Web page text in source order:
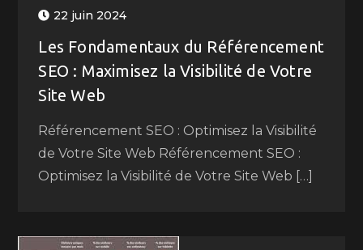
22 juin 2024
Les Fondamentaux du Référencement
SEO : Maximisez la Visibilité de Votre
Site Web
Référencement SEO : Optimisez la Visibilité
de Votre Site Web Référencement SEO :
Optimisez la Visibilité de Votre Site Web […]